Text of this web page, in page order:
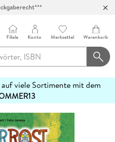
Filiale Konto Merkzettel Warenkorb
viele Sortimente mit dem